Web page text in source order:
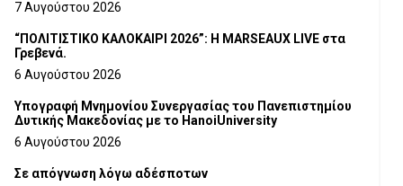
7 Αυγούστου 2026
“ΠΟΛΙΤΙΣΤΙΚΟ ΚΑΛΟΚΑΙΡΙ 2026”: Η MARSEAUX LIVE στα
Γρεβενά.
6 Αυγούστου 2026
Υπογραφή Μνημονίου Συνεργασίας του Πανεπιστημίου
Δυτικής Μακεδονίας με το HanoiUniversity
6 Αυγούστου 2026
Σε απόγνωση λόγω αδέσποτων